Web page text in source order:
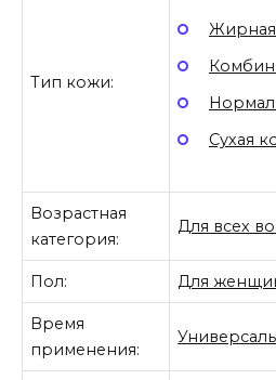
Тип кожи:
Сухая
Возрастная
категория:
Для всех
Пол: Для
Время
применения: